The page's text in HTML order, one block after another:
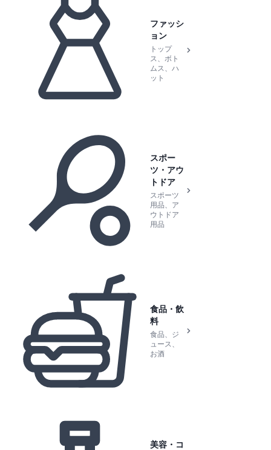
ファッシ
ョン
トップ
ス、ボト
ムス、ハ
ット
スポー
ツ・アウ
トドア
スポーツ
用品、ア
ウトドア
用品
食品・飲
料
食品、ジ
ュース、
お酒
美容・コ